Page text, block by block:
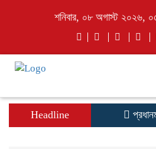
শনিবার, ০৮ অগাস্ট ২০২৬,
Headline